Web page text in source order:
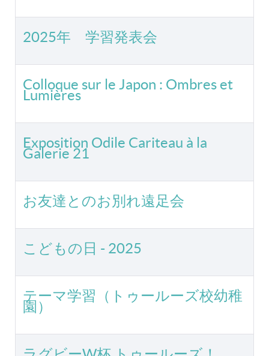
2025年 学習発表会
Colloque sur le Japon : Ombres et
Lumières
Exposition Odile Cariteau à la
Galerie 21
お友達とのお別れ遠足会
こどもの日 - 2025
テーマ学習（トゥールーズ校幼稚
園）